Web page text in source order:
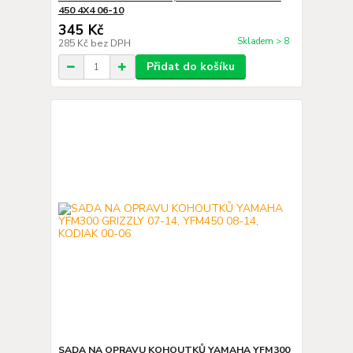
450 4X4 06-10
345 Kč
285 Kč bez DPH Skladem > 8
Přidat do košíku
SADA NA OPRAVU KOHOUTKŮ YAMAHA YFM300